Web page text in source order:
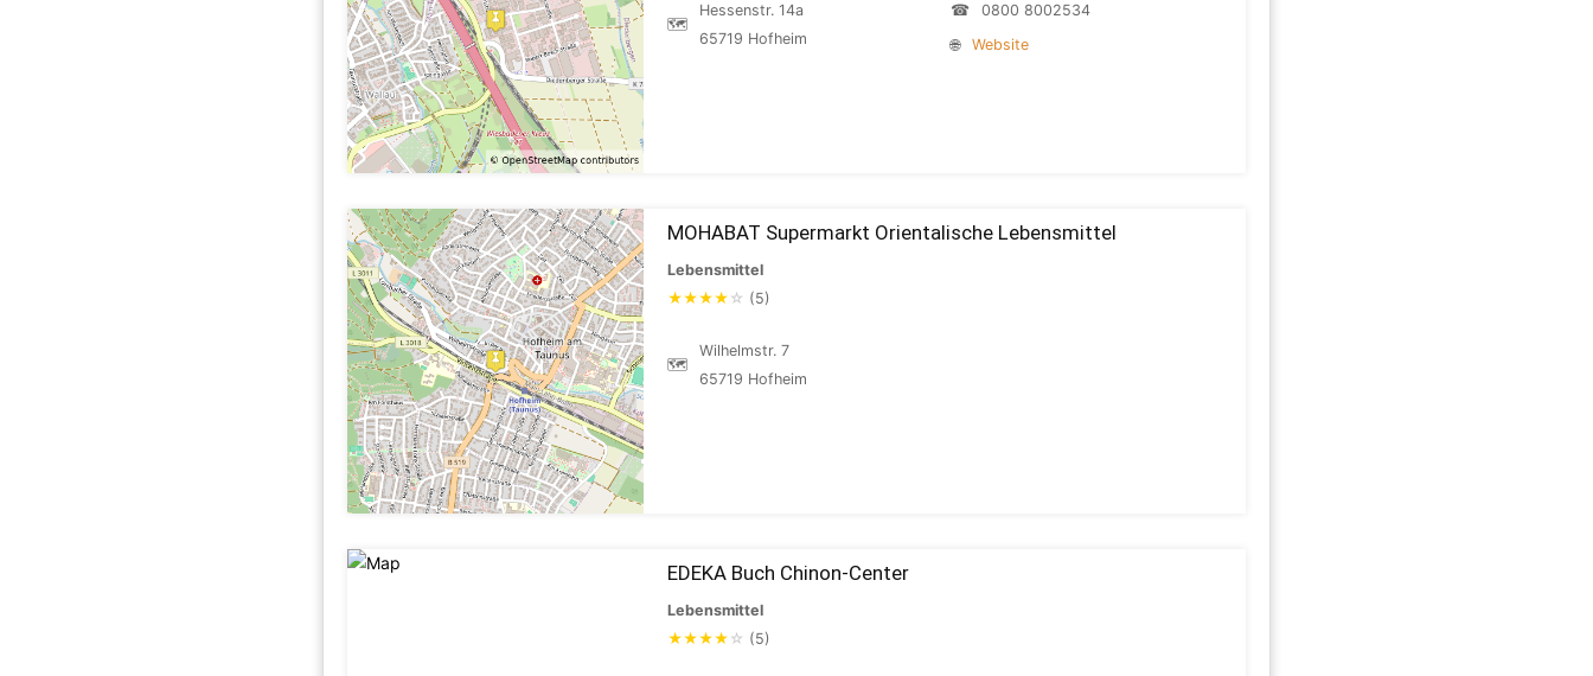
🗺
Hessenstr. 14a
65719 Hofheim
☎
0800 8002534
🌐
Website
MOHABAT Supermarkt Orientalische Lebensmittel
Lebensmittel
★★★★ ☆ (5)
🗺
Wilhelmstr. 7
65719 Hofheim
EDEKA Buch Chinon-Center
Lebensmittel
★★★★ ☆ (5)